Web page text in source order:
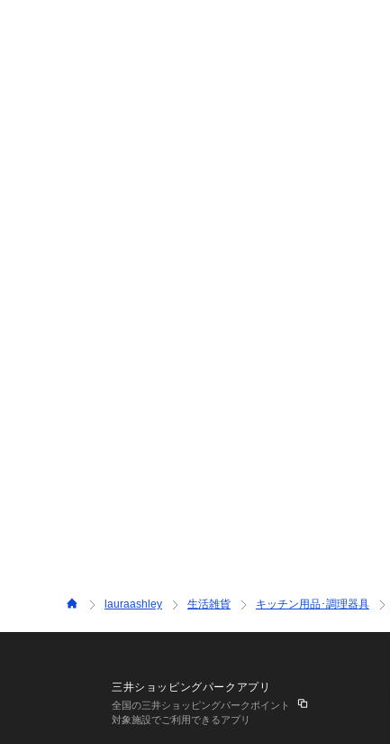
lauraashley 生活雑貨 キッチン用品･調理器具
三井ショッピングパークアプリ
全国の三井ショッピングパークポイント
対象施設でご利用できるアプリ